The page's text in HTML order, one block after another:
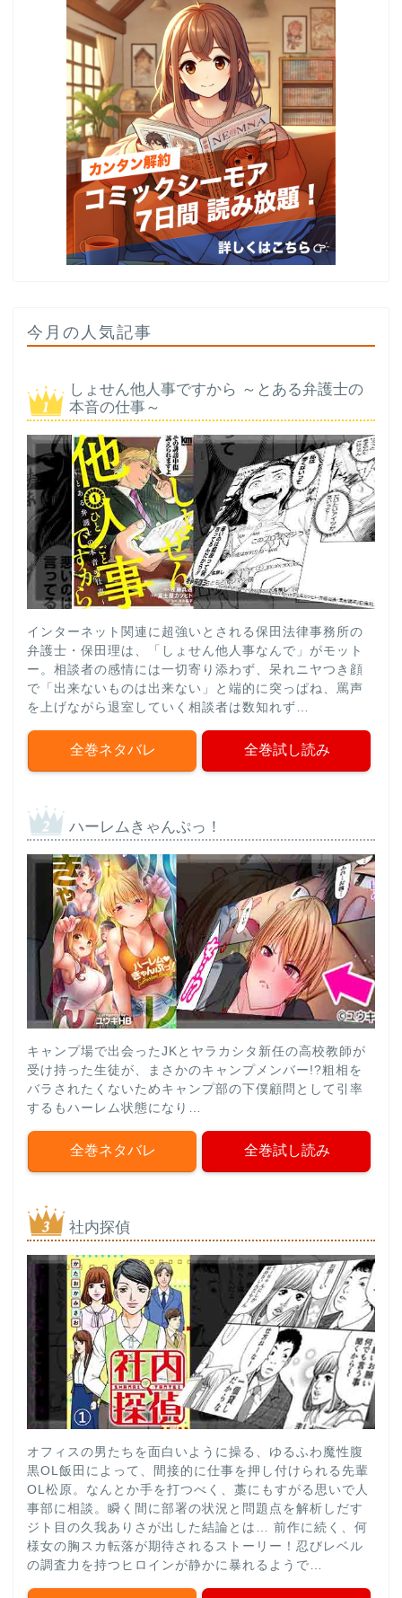
今月の人気記事
しょせん他人事ですから ～とある弁護士の
本音の仕事～
インターネット関連に超強いとされる保田法律事務所の
弁護士・保田理は、「しょせん他人事なんで」がモット
ー。相談者の感情には一切寄り添わず、呆れニヤつき顔
で「出来ないものは出来ない」と端的に突っぱね、罵声
を上げながら退室していく相談者は数知れず…
全巻ネタバレ 全巻試し読み
ハーレムきゃんぷっ！
キャンプ場で出会ったJKとヤラカシタ新任の高校教師が
受け持った生徒が、まさかのキャンプメンバー!?粗相を
バラされたくないためキャンプ部の下僕顧問として引率
するもハーレム状態になり…
全巻ネタバレ 全巻試し読み
社内探偵
オフィスの男たちを面白いように操る、ゆるふわ魔性腹
黒OL飯田によって、間接的に仕事を押し付けられる先輩
OL松原。なんとか手を打つべく、藁にもすがる思いで人
事部に相談。瞬く間に部署の状況と問題点を解析しだす
ジト目の久我ありさが出した結論とは… 前作に続く、何
様女の胸スカ転落が期待されるストーリー！忍びレベル
の調査力を持つヒロインが静かに暴れるようで…